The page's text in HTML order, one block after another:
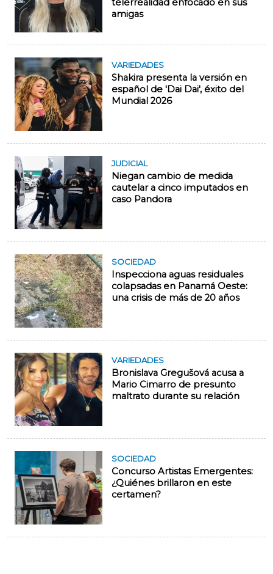
telerrealidad enfocado en sus
amigas
VARIEDADES
Shakira presenta la versión en
español de 'Dai Dai', éxito del
Mundial 2026
JUDICIAL
Niegan cambio de medida
cautelar a cinco imputados en
caso Pandora
SOCIEDAD
Inspecciona aguas residuales
colapsadas en Panamá Oeste:
una crisis de más de 20 años
VARIEDADES
Bronislava Gregušová acusa a
Mario Cimarro de presunto
maltrato durante su relación
SOCIEDAD
Concurso Artistas Emergentes:
¿Quiénes brillaron en este
certamen?